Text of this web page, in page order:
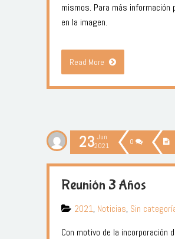
mismos. Para más información
en la imagen.
Read More
23 Jun
2021
0
Reunión 3 Años
2021, Noticias, Sin
Con motivo de la incorporación